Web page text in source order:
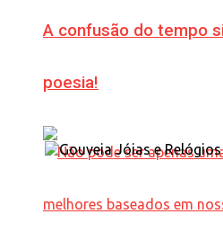
A confusão do tempo
poesia!